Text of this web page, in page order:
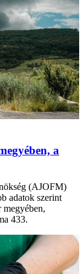
a
(AJOFM)
adatok szerint
megyében,
433.